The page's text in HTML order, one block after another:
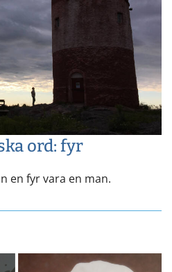
ord: fyr
en fyr vara en man.